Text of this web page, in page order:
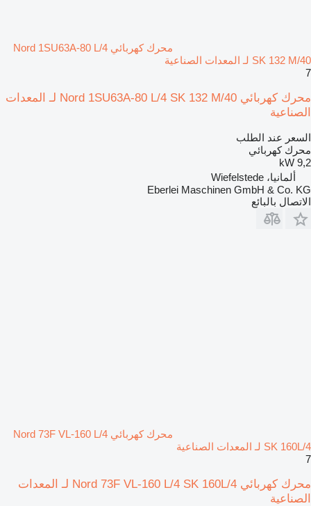
محرك كهربائي Nord 1SU63A-80 L/4
SK 132 M/40 لـ المعدات الصناعية
7
محرك كهربائي Nord 1SU63A-80 L/4 SK 132 M/40 لـ المعدات
الصناعية
السعر عند الطلب
محرك كهربائي
9,2 kW
ألمانيا، Wiefelstede
Eberlei Maschinen GmbH & Co. KG
الاتصال بالبائع
محرك كهربائي Nord 73F VL-160 L/4
SK 160L/4 لـ المعدات الصناعية
7
محرك كهربائي Nord 73F VL-160 L/4 SK 160L/4 لـ المعدات
الصناعية